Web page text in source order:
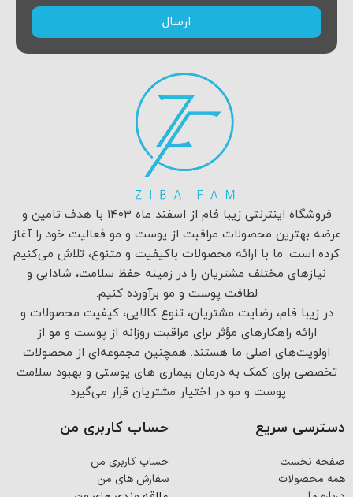
ارسال
فروشگاه اینترنتی زیبا فام از اسفند ماه ۱۴۰۳ با هدف تامین و
عرضه بهترین محصولات مراقبت از پوست و مو فعالیت خود را آغاز
کرده است. ما با ارائه محصولات باکیفیت و متنوع، تلاش می‌کنیم
نیازهای مختلف مشتریان را در زمینه حفظ سلامت، شادابی و
لطافت پوست و مو برآورده کنیم.
در زیبا فام، رضایت مشتریان، تنوع کالایی، کیفیت محصولات و
ارائه راهکارهای مؤثر برای مراقبت روزانه از پوست و مو از
اولویت‌های اصلی ما هستند. همچنین مجموعه‌ای از محصولات
تخصصی برای کمک به درمان بیماری های پوستی و بهبود سلامت
پوست و مو در اختیار مشتریان قرار می‌گیرد.
دسترسی سریع
صفحه نخست
همه محصولات
حساب کاربری من
حساب کاربری من
سفارش های من